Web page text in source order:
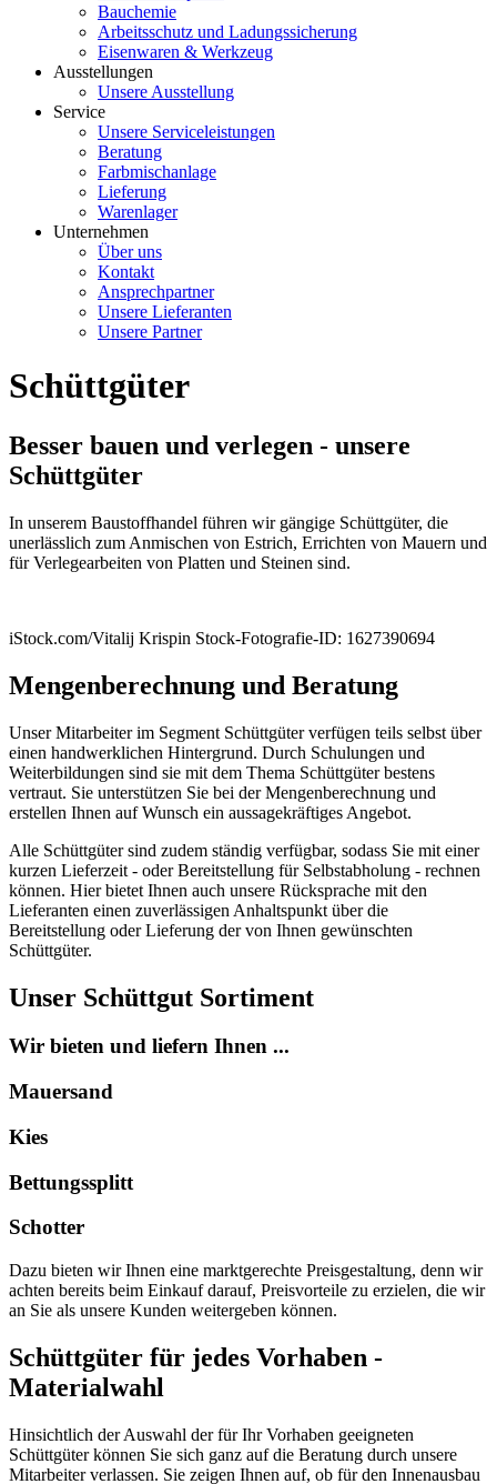
Bauchemie
Arbeitsschutz und Ladungssicherung
Eisenwaren & Werkzeug
Ausstellungen
Unsere Ausstellung
Service
Unsere Serviceleistungen
Beratung
Farbmischanlage
Lieferung
Warenlager
Unternehmen
Über uns
Kontakt
Ansprechpartner
Unsere Lieferanten
Unsere Partner
Schüttgüter
Besser bauen und verlegen - unsere
Schüttgüter
In unserem Baustoffhandel führen wir gängige Schüttgüter, die
unerlässlich zum Anmischen von Estrich, Errichten von Mauern und
für Verlegearbeiten von Platten und Steinen sind.
iStock.com/Vitalij Krispin Stock-Fotografie-ID: 1627390694
Mengenberechnung und Beratung
Unser Mitarbeiter im Segment Schüttgüter verfügen teils selbst über
einen handwerklichen Hintergrund. Durch Schulungen und
Weiterbildungen sind sie mit dem Thema Schüttgüter bestens
vertraut. Sie unterstützen Sie bei der Mengenberechnung und
erstellen Ihnen auf Wunsch ein aussagekräftiges Angebot.
Alle Schüttgüter sind zudem ständig verfügbar, sodass Sie mit einer
kurzen Lieferzeit - oder Bereitstellung für Selbstabholung - rechnen
können. Hier bietet Ihnen auch unsere Rücksprache mit den
Lieferanten einen zuverlässigen Anhaltspunkt über die
Bereitstellung oder Lieferung der von Ihnen gewünschten
Schüttgüter.
Unser Schüttgut Sortiment
Wir bieten und liefern Ihnen ...
Mauersand
Kies
Bettungssplitt
Schotter
Dazu bieten wir Ihnen eine marktgerechte Preisgestaltung, denn wir
achten bereits beim Einkauf darauf, Preisvorteile zu erzielen, die wir
an Sie als unsere Kunden weitergeben können.
Schüttgüter für jedes Vorhaben -
Materialwahl
Hinsichtlich der Auswahl der für Ihr Vorhaben geeigneten
Schüttgüter können Sie sich ganz auf die Beratung durch unsere
Mitarbeiter verlassen. Sie zeigen Ihnen auf, ob für den Innenausbau